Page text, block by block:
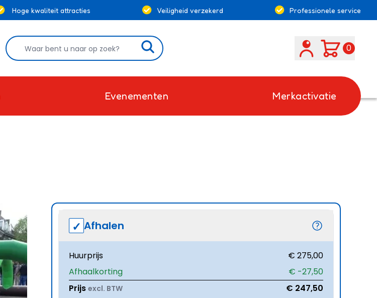
Hoge kwaliteit attracties Veiligheid verzekerd Professionele service
Search 0
Evenementen Merkactivatie
Afhalen
Huurprijs
€ 275,00
Afhaalkorting
€ -27,50
Prijs excl. BTW
€ 247,50